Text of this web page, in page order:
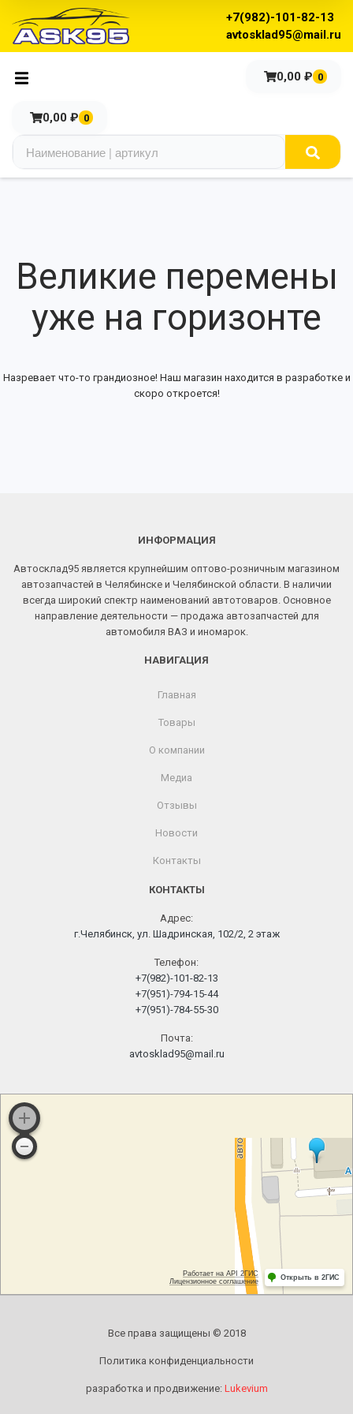
+7(982)-101-82-13
avtosklad95@mail.ru
0,00 ₽ 0
0,00 ₽ 0
Великие перемены
уже на горизонте
Назревает что-то грандиозное! Наш магазин находится в разработке и
скоро откроется!
ИНФОРМАЦИЯ
Автосклад95 является крупнейшим оптово-розничным магазином
автозапчастей в Челябинске и Челябинской области. В наличии
всегда широкий спектр наименований автотоваров. Основное
направление деятельности — продажа автозапчастей для
автомобиля ВАЗ и иномарок.
НАВИГАЦИЯ
Главная
Товары
О компании
Медиа
Отзывы
Новости
Контакты
КОНТАКТЫ
Адрес:
г.Челябинск, ул. Шадринская, 102/2, 2 этаж
Телефон:
+7(982)-101-82-13
+7(951)-794-15-44
+7(951)-784-55-30
Почта:
avtosklad95@mail.ru
Все права защищены © 2018
Политика конфиденциальности
разработка и продвижение: Lukevium